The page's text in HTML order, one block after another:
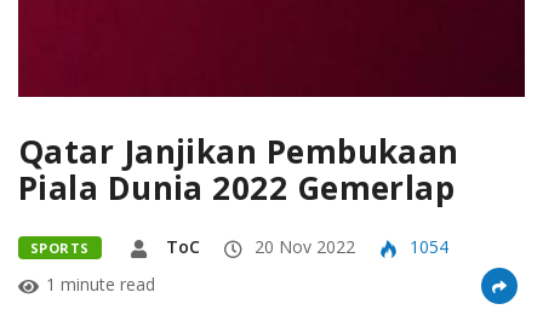
Qatar Janjikan Pembukaan
Piala Dunia 2022 Gemerlap
SPORTS ToC 20 Nov 2022
1054
1 minute read